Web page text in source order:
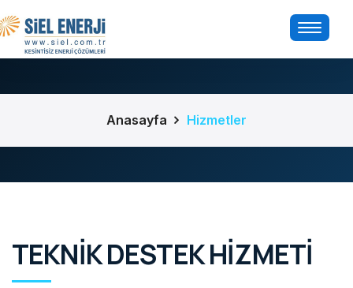
Anasayfa Hizmetler
TEKNİK DESTEK HİZMETİ